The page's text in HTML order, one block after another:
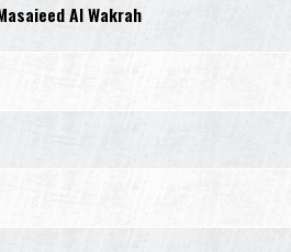
Al Wakrah